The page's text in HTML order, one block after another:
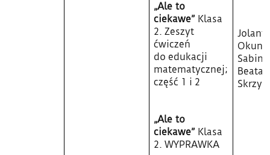
„Ale to
ciekawe” Klasa
2. Zeszyt
ćwiczeń
do edukacji
matematycznej;
część 1 i 2
„Ale to
ciekawe” Klasa
2. WYPRAWKA
Jolanta
Beata